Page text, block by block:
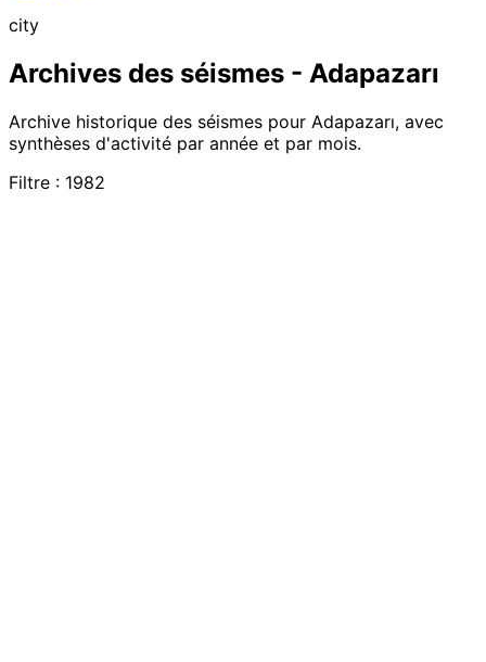
city
Archives des séismes - Adapazarı
Archive historique des séismes pour Adapazarı, avec
synthèses d'activité par année et par mois.
Filtre : 1982